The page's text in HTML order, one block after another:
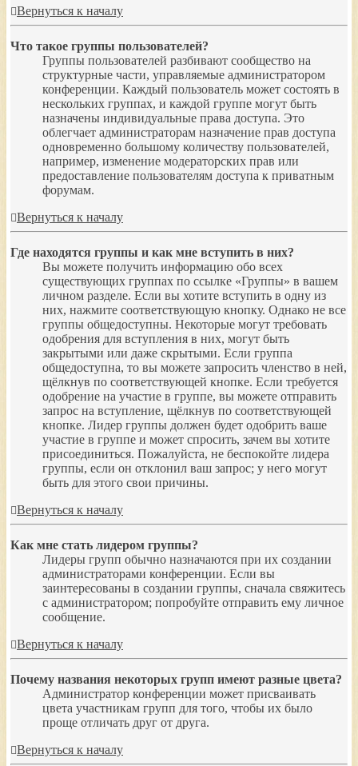
Вернуться к началу
Что такое группы пользователей?
Группы пользователей разбивают сообщество на
структурные части, управляемые администратором
конференции. Каждый пользователь может состоять в
нескольких группах, и каждой группе могут быть
назначены индивидуальные права доступа. Это
облегчает администраторам назначение прав доступа
одновременно большому количеству пользователей,
например, изменение модераторских прав или
предоставление пользователям доступа к приватным
форумам.
Вернуться к началу
Где находятся группы и как мне вступить в них?
Вы можете получить информацию обо всех
существующих группах по ссылке «Группы» в вашем
личном разделе. Если вы хотите вступить в одну из
них, нажмите соответствующую кнопку. Однако не все
группы общедоступны. Некоторые могут требовать
одобрения для вступления в них, могут быть
закрытыми или даже скрытыми. Если группа
общедоступна, то вы можете запросить членство в ней,
щёлкнув по соответствующей кнопке. Если требуется
одобрение на участие в группе, вы можете отправить
запрос на вступление, щёлкнув по соответствующей
кнопке. Лидер группы должен будет одобрить ваше
участие в группе и может спросить, зачем вы хотите
присоединиться. Пожалуйста, не беспокойте лидера
группы, если он отклонил ваш запрос; у него могут
быть для этого свои причины.
Вернуться к началу
Как мне стать лидером группы?
Лидеры групп обычно назначаются при их создании
администраторами конференции. Если вы
заинтересованы в создании группы, сначала свяжитесь
с администратором; попробуйте отправить ему личное
сообщение.
Вернуться к началу
Почему названия некоторых групп имеют разные цвета?
Администратор конференции может присваивать
цвета участникам групп для того, чтобы их было
проще отличать друг от друга.
Вернуться к началу